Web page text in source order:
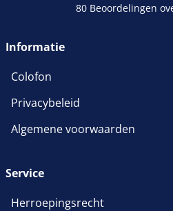
80 Beoordelingen
Informatie
Colofon
Privacybeleid
Algemene voorwaarden
Service
Herroepingsrecht